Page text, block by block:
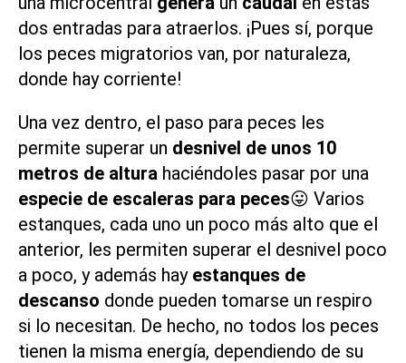
dos entradas para atraerlos. ¡Pues sí, porque
los peces migratorios van, por naturaleza,
donde hay corriente!
Una vez dentro, el paso para peces les
permite superar un desnivel de unos 10
metros de altura haciéndoles pasar por una
especie de escaleras para peces😛 Varios
estanques, cada uno un poco más alto que el
anterior, les permiten superar el desnivel poco
a poco, y además hay estanques de
descanso donde pueden tomarse un respiro
si lo necesitan. De hecho, no todos los peces
tienen la misma energía, dependiendo de su